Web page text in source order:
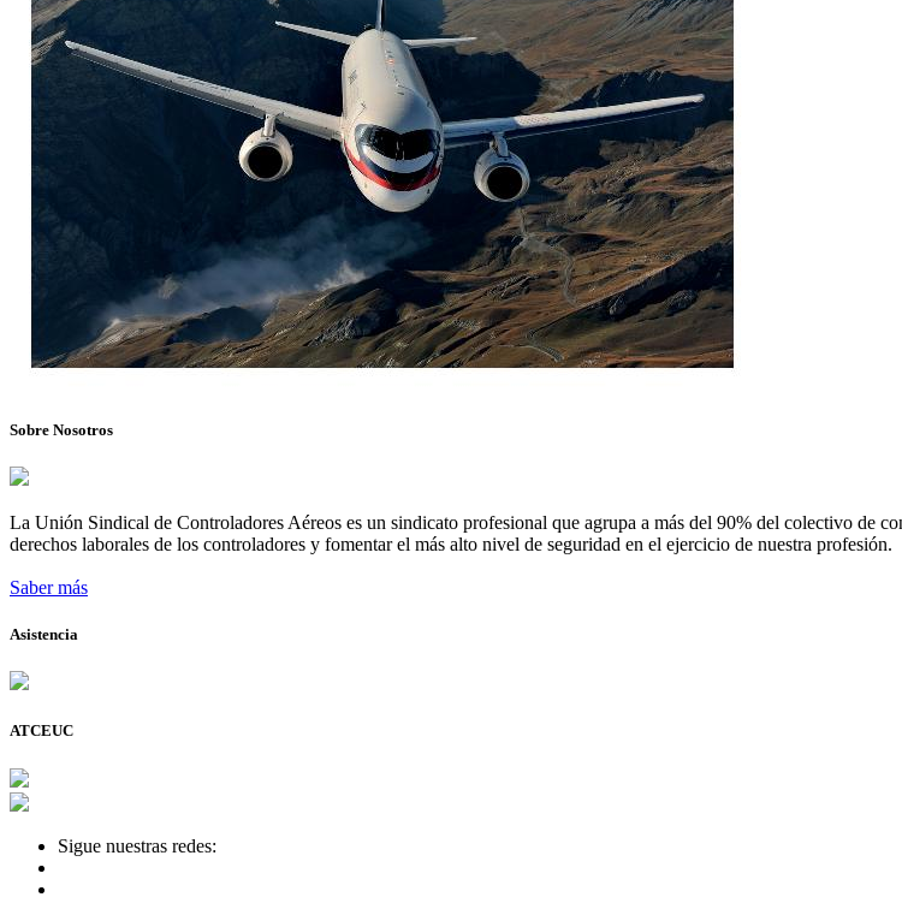
Sobre Nosotros
La Unión Sindical de Controladores Aéreos es un sindicato profesional que agrupa a más del 90% del colectivo de
derechos laborales de los controladores y fomentar el más alto nivel de seguridad en el ejercicio de nuestra profesión.
Saber más
Asistencia
ATCEUC
Sigue nuestras redes: